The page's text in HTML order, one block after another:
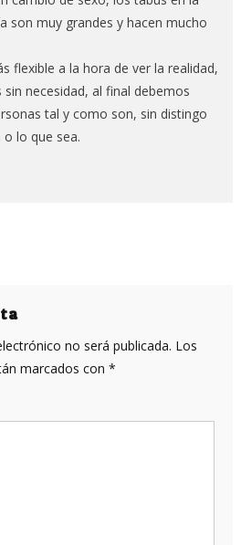
son muy grandes y hacen mucho
flexible a la hora de ver la realidad,
necesidad, al final debemos
tal y como son, sin distingo
o lo que sea.
no será publicada. Los
marcados con *